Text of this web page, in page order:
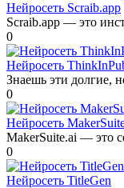
Нейросеть Scraib.app
Scraib.app — это
0
Нейросеть
Знаешь эти долгие,
0
Нейросеть
MakerSuite.ai — это
0
Нейросеть TitleGen